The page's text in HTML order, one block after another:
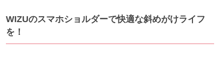
WIZUのスマホショルダーで快適な斜めがけライフ
を！